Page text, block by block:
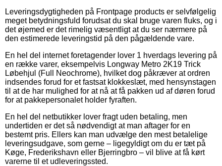
Leveringsdygtigheden på Frontpage products er selvfølgelig
meget betydningsfuld forudsat du skal bruge varen fluks, og i
det øjemed er det rimelig væsentligt at du ser nærmere på
den estimerede leveringstid på den pågældende vare.
En hel del internet foretagender lover 1 hverdags levering på
en række varer, eksempelvis Longway Metro 2K19 Trick
Løbehjul (Full Neochrome), hvilket dog påkræver at ordren
indsendes forud for et fastsat klokkeslæt, med hensynstagen
til at de har mulighed for at nå at få pakken ud af døren forud
for at pakkepersonalet holder fyraften.
En hel del netbutikker lover fragt uden betaling, men
undertiden er det så nødvendigt at man aftager for en
bestemt pris. Ellers kan man udvælge den mest betalelige
leveringsudgave, som gerne – ligegyldigt om du er tæt på
Køge, Frederikshavn eller Bjerringbro – vil blive at få kørt
varerne til et udleveringssted.